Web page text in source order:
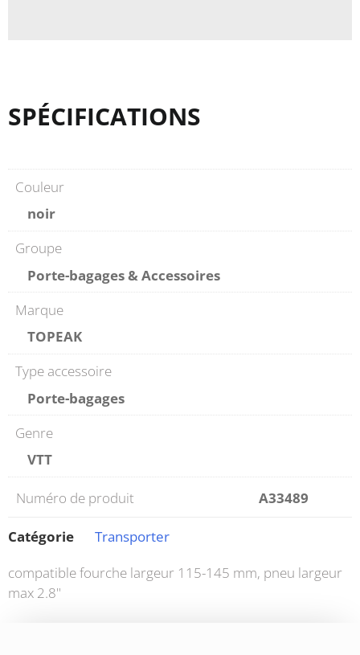
SPÉCIFICATIONS
Couleur
noir
Groupe
Porte-bagages & Accessoires
Marque
TOPEAK
Type accessoire
Porte-bagages
Genre
VTT
Numéro de produit A33489
Catégorie
Transporter
compatible fourche largeur 115-145 mm, pneu largeur
max 2.8"